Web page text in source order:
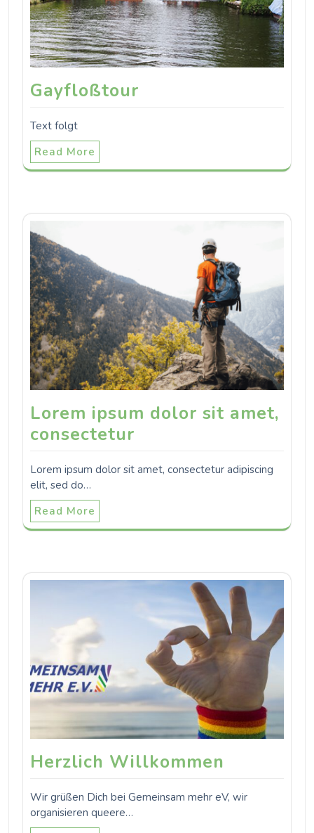
Gayfloßtour
Text folgt
Read More
Lorem ipsum dolor sit amet,
consectetur
Lorem ipsum dolor sit amet, consectetur adipiscing
elit, sed do…
Read More
Herzlich Willkommen
Wir grüßen Dich bei Gemeinsam mehr eV, wir
organisieren queere…